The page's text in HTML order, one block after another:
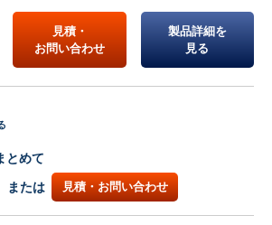
見積・
お問い合わせ
製品詳細を
見る
とめて
または 見積・お問い合わせ